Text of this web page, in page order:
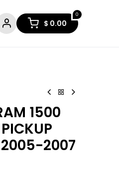
0
$ 0.00
1500
2007